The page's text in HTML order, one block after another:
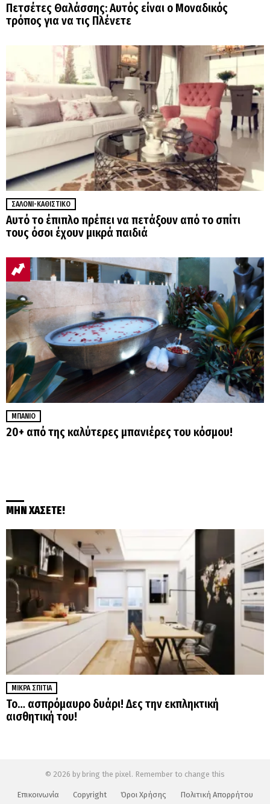
Πετσέτες Θαλάσσης: Αυτός είναι ο Μοναδικός
τρόπος για να τις Πλένετε
ΣΑΛΌΝΙ-ΚΑΘΙΣΤΙΚΌ
Αυτό το έπιπλο πρέπει να πετάξουν από το σπίτι
τους όσοι έχουν μικρά παιδιά
ΜΠΆΝΙΟ
20+ από της καλύτερες μπανιέρες του κόσμου!
ΜΗΝ ΧΑΣΕΤΕ!
ΜΙΚΡΆ ΣΠΊΤΙΑ
Το… ασπρόμαυρο δυάρι! Δες την εκπληκτική
αισθητική του!
© 2026 by bring the pixel. Remember to change this
Επικοινωνία Copyright Όροι Χρήσης Πολιτική Απορρήτου